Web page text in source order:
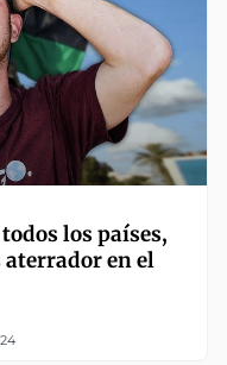
los países,
aterrador en el